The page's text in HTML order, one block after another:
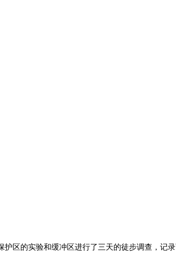
区的实验和缓冲区进行了三天的徒步调查，记